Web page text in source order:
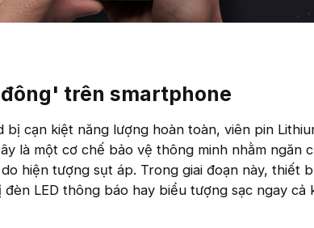
trên smartphone​
bị cạn kiệt năng lượng hoàn toàn, viên pin
là một cơ chế bảo vệ thông minh nhằm ngăn
hiện tượng sụt áp. Trong giai đoạn này, thiết
LED thông báo hay biểu tượng sạc ngay cả